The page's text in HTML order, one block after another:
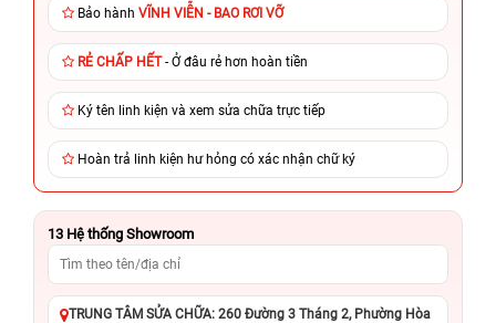
Bảo hành VĨNH VIỄN - BAO RƠI VỠ
RẺ CHẤP HẾT- Ở đâu rẻ hơn hoàn tiền
Ký tên linh kiện và xem sửa chữa trực tiếp
Hoàn trả linh kiện hư hỏng có xác nhận chữ ký
13 Hệ thống Showroom
TRUNG TÂM SỬA CHỮA: 260 Đường 3 Tháng 2, Phường Hòa